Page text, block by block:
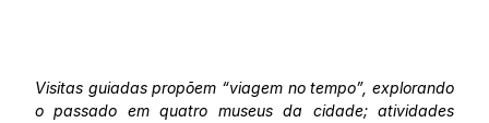
Visitas guiadas propõem “viagem no tempo”, explorando
o passado em quatro museus da cidade; atividades